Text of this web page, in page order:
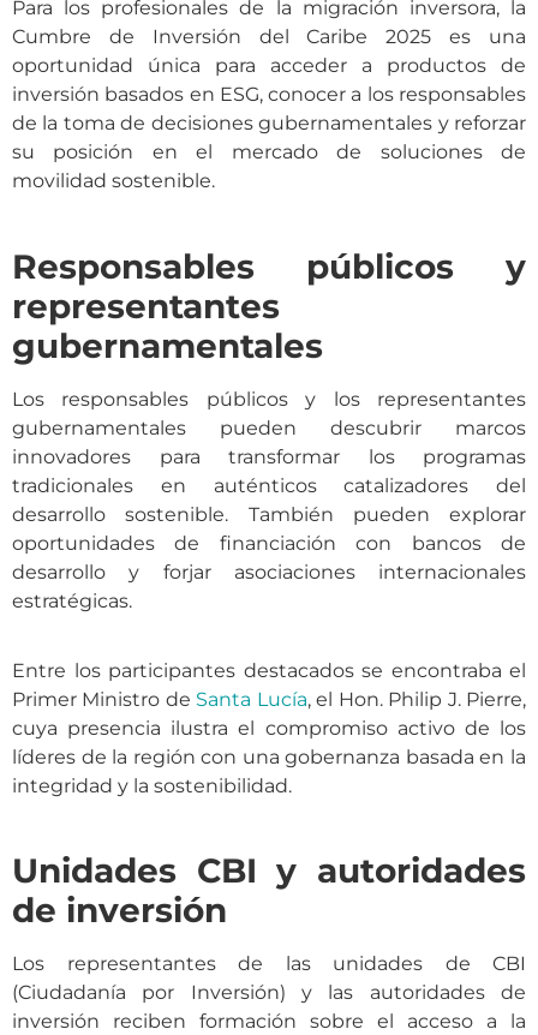
Para los profesionales de la migración inversora, la
Cumbre de Inversión del Caribe 2025 es una
oportunidad única para acceder a productos de
inversión basados en ESG, conocer a los responsables
de la toma de decisiones gubernamentales y reforzar
su posición en el mercado de soluciones de
movilidad sostenible.
Responsables públicos y
representantes
gubernamentales
Los responsables públicos y los representantes
gubernamentales pueden descubrir marcos
innovadores para transformar los programas
tradicionales en auténticos catalizadores del
desarrollo sostenible. También pueden explorar
oportunidades de financiación con bancos de
desarrollo y forjar asociaciones internacionales
estratégicas.
Entre los participantes destacados se encontraba el
Primer Ministro de Santa Lucía, el Hon. Philip J. Pierre,
cuya presencia ilustra el compromiso activo de los
líderes de la región con una gobernanza basada en la
integridad y la sostenibilidad.
Unidades CBI y autoridades
de inversión
Los representantes de las unidades de CBI
(Ciudadanía por Inversión) y las autoridades de
inversión reciben formación sobre el acceso a la